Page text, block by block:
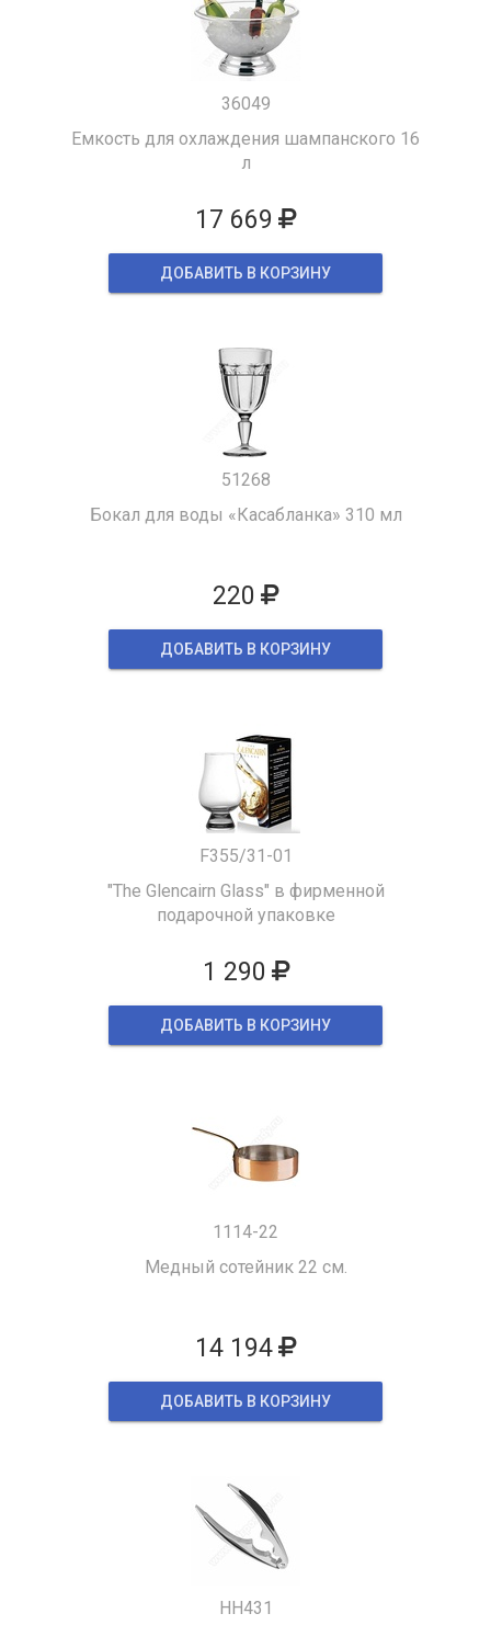
36049
Емкость для охлаждения шампанского 16
л
17 669
ДОБАВИТЬ В КОРЗИНУ
51268
Бокал для воды «Касабланка» 310 мл
220
ДОБАВИТЬ В КОРЗИНУ
F355/31-01
"The Glencairn Glass" в фирменной
подарочной упаковке
1 290
ДОБАВИТЬ В КОРЗИНУ
1114-22
Медный сотейник 22 см.
14 194
ДОБАВИТЬ В КОРЗИНУ
HH431